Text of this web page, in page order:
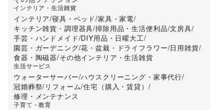
インテリア・生活雑貨
インテリア/寝具・ベッド/家具・家電/
キッチン雑貨・調理器具/掃除用品・生活便利品/文房具/
手芸・ハンドメイド/DIY用品・日曜大工/
園芸・ガーデニング/花・盆栽・ドライフラワー/日用雑貨/
食器・陶磁器/その他インテリア・生活雑貨
生活サービス
ウォーターサーバー/ハウスクリーニング・家事代行/
冠婚葬祭/ リフォーム/住宅（購入・賃貸） /
修理・メンテナンス
子育て・教育